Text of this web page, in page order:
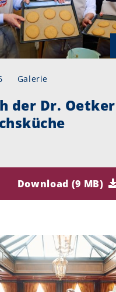
Galerie
der Dr. Oetker
Download (9 MB)